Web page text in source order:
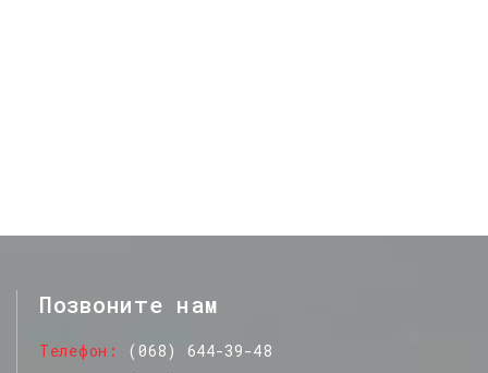
Позвоните нам
Телефон
(068) 644-39-48